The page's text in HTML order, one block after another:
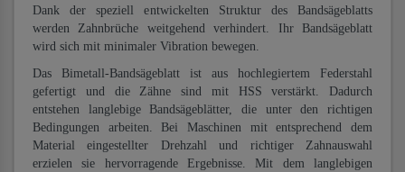
Dank der speziell entwickelten Struktur des Bandsägeblatts
werden Zahnbrüche weitgehend verhindert. Ihr Bandsägeblatt
wird sich mit minimaler Vibration bewegen.
Das Bimetall-Bandsägeblatt ist aus hochlegiertem Federstahl
gefertigt und die Zähne sind mit HSS verstärkt. Dadurch
entstehen langlebige Bandsägeblätter, die unter den richtigen
Bedingungen arbeiten. Bei Maschinen mit entsprechend dem
Material eingestellter Drehzahl und richtiger Zahnauswahl
erzielen sie hervorragende Ergebnisse. Mit dem langlebigen